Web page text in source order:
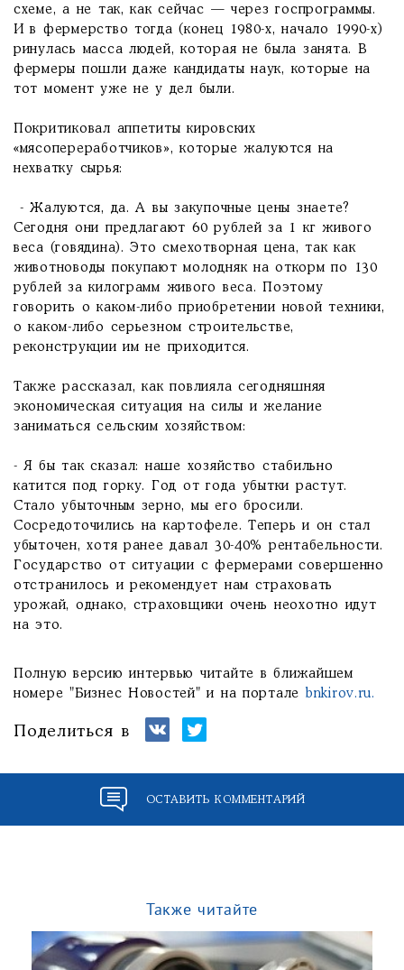
схеме, а не так, как сейчас — через госпрограммы.
И в фермерство тогда (конец 1980-х, начало 1990-х)
ринулась масса людей, которая не была занята. В
фермеры пошли даже кандидаты наук, которые на
тот момент уже не у дел были.
Покритиковал аппетиты кировских
«мясопереработчиков», которые жалуются на
нехватку сырья:
- Жалуются, да. А вы закупочные цены знаете?
Сегодня они предлагают 60 рублей за 1 кг живого
веса (говядина). Это смехотворная цена, так как
животноводы покупают молодняк на откорм по 130
рублей за килограмм живого веса. Поэтому
говорить о каком-либо приобретении новой техники,
о каком-либо серьезном строительстве,
реконструкции им не приходится.
Также рассказал, как повлияла сегодняшняя
экономическая ситуация на силы и желание
заниматься сельским хозяйством:
- Я бы так сказал: наше хозяйство стабильно
катится под горку. Год от года убытки растут.
Стало убыточным зерно, мы его бросили.
Сосредоточились на картофеле. Теперь и он стал
убыточен, хотя ранее давал 30-40% рентабельности.
Государство от ситуации с фермерами совершенно
отстранилось и рекомендует нам страховать
урожай, однако, страховщики очень неохотно идут
на это.
Полную версию интервью читайте в ближайшем
номере "Бизнес Новостей" и на портале bnkirov.ru.
Поделиться в
ОСТАВИТЬ КОММЕНТАРИЙ
Также читайте